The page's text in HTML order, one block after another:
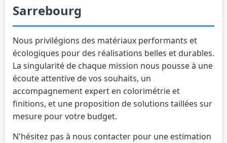
Sarrebourg
Nous privilégions des matériaux performants et
écologiques pour des réalisations belles et durables.
La singularité de chaque mission nous pousse à une
écoute attentive de vos souhaits, un
accompagnement expert en colorimétrie et
finitions, et une proposition de solutions taillées sur
mesure pour votre budget.
N'hésitez pas à nous contacter pour une estimation